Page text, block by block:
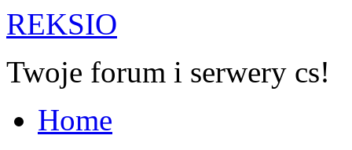
REKSIO
Twoje forum i serwery cs!
Home